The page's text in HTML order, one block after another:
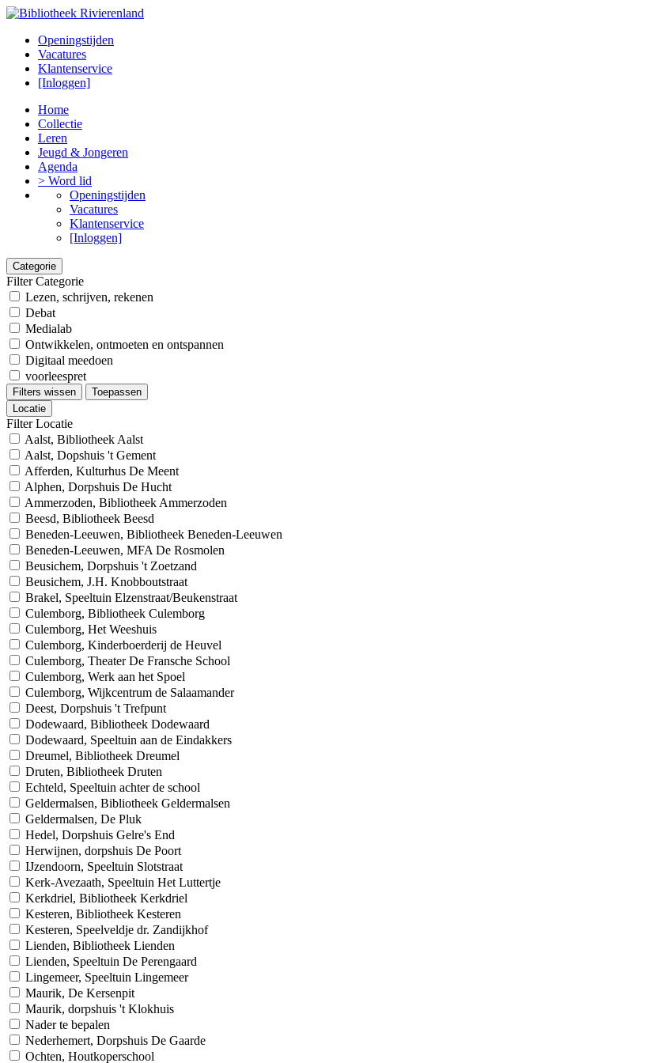
Openingstijden
Vacatures
Klantenservice
[Inloggen]
Home
Collectie
Leren
Jeugd & Jongeren
Agenda
> Word lid
Openingstijden
Vacatures
Klantenservice
[Inloggen]
Categorie
Filter Categorie
Lezen, schrijven, rekenen
Debat
Medialab
Ontwikkelen, ontmoeten en ontspannen
Digitaal meedoen
voorleespret
Filters wissen
Toepassen
Locatie
Filter Locatie
Aalst, Bibliotheek Aalst
Aalst, Dopshuis 't Gement
Afferden, Kulturhus De Meent
Alphen, Dorpshuis De Hucht
Ammerzoden, Bibliotheek Ammerzoden
Beesd, Bibliotheek Beesd
Beneden-Leeuwen, Bibliotheek Beneden-Leeuwen
Beneden-Leeuwen, MFA De Rosmolen
Beusichem, Dorpshuis 't Zoetzand
Beusichem, J.H. Knobboutstraat
Brakel, Speeltuin Elzenstraat/Beukenstraat
Culemborg, Bibliotheek Culemborg
Culemborg, Het Weeshuis
Culemborg, Kinderboerderij de Heuvel
Culemborg, Theater De Fransche School
Culemborg, Werk aan het Spoel
Culemborg, Wijkcentrum de Salaamander
Deest, Dorpshuis 't Trefpunt
Dodewaard, Bibliotheek Dodewaard
Dodewaard, Speeltuin aan de Eindakkers
Dreumel, Bibliotheek Dreumel
Druten, Bibliotheek Druten
Echteld, Speeltuin achter de school
Geldermalsen, Bibliotheek Geldermalsen
Geldermalsen, De Pluk
Hedel, Dorpshuis Gelre's End
Herwijnen, dorpshuis De Poort
IJzendoorn, Speeltuin Slotstraat
Kerk-Avezaath, Speeltuin Het Luttertje
Kerkdriel, Bibliotheek Kerkdriel
Kesteren, Bibliotheek Kesteren
Kesteren, Speelveldje dr. Zandijkhof
Lienden, Bibliotheek Lienden
Lienden, Speeltuin De Perengaard
Lingemeer, Speeltuin Lingemeer
Maurik, De Kersenpit
Maurik, dorpshuis 't Klokhuis
Nader te bepalen
Nederhemert, Dorpshuis De Gaarde
Ochten, Houtkoperschool